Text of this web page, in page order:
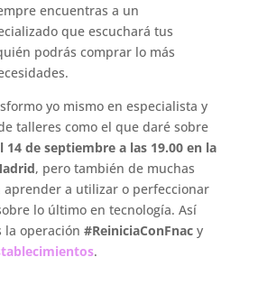
encuentras a un
que escuchará tus
podrás comprar lo más
yo mismo en especialista y
talleres como el que daré sobre
14 de septiembre a las 19.00 en la
, pero también de muchas
aprender a utilizar o perfeccionar
lo último en tecnología. Así
la operación #ReiniciaConFnacy
.